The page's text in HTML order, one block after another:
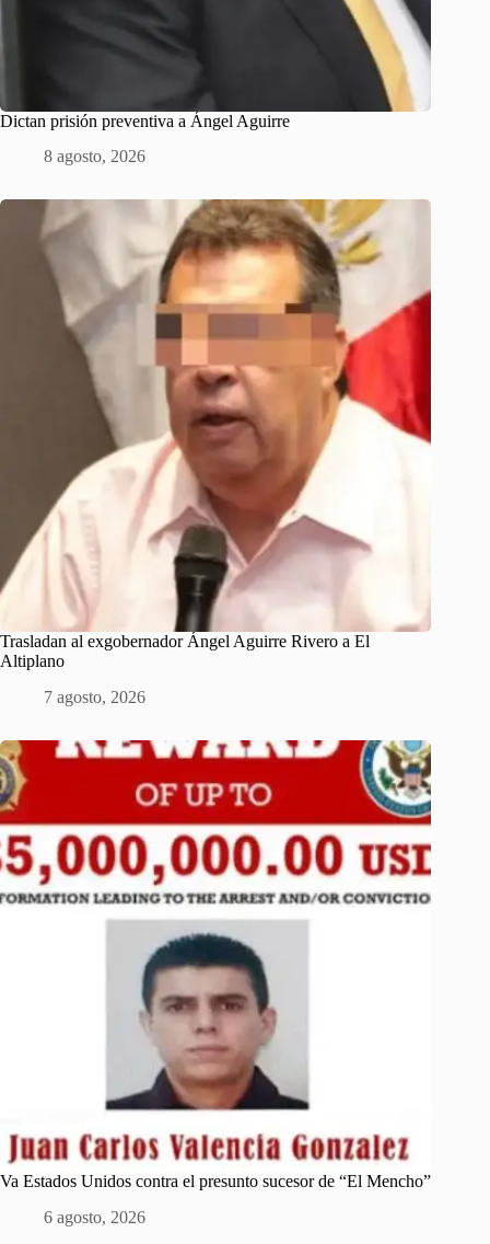
Dictan prisión preventiva a Ángel Aguirre
8 agosto, 2026
Trasladan al exgobernador Ángel Aguirre Rivero a El
Altiplano
7 agosto, 2026
Va Estados Unidos contra el presunto sucesor de “El Mencho”
6 agosto, 2026